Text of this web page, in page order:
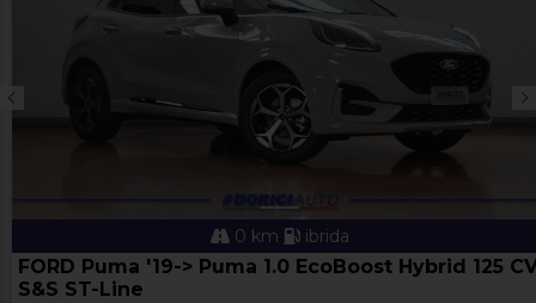
0 km ibrida
FORD Puma '19-> Puma 1.0 EcoBoost Hybrid 125
S&S ST-Line